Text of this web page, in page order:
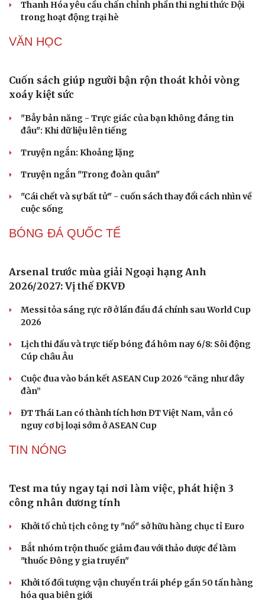
Tư vấn
Săn Tour
check-in
Câu chuyện thời sự
Cửa sổ tình yêu
khách
và du khách Thái Lan
Golf nghiệp dư thế giới 2027
XÃ HỘI
Thanh Hóa quyết liệt gỡ điểm nghẽn chuyển đổi
số
285 nhóm trẻ, lớp mầm non ở TP.HCM có thể đóng cửa
Công an xã ở Thanh Hóa giúp nhận lại 120 triệu chuyển
nhầm
Cẩn trọng khi di chuyển trên đèo Chiềng Pấc, QL6, Sơn
Thanh Hóa yêu cầu chấn chỉnh phần thi nghi thức Đội
trong hoạt động trại hè
VĂN HỌC
xoáy kiệt sức
"Bẫy bản năng - Trực giác của bạn không đáng tin
đâu": Khi dữ liệu lên tiếng
Truyện ngắn: Khoảng lặng
Truyện ngắn "Trong đoàn quân"
"Cái chết và sự bất tử" - cuốn sách thay đổi cách nhìn về
cuộc sống